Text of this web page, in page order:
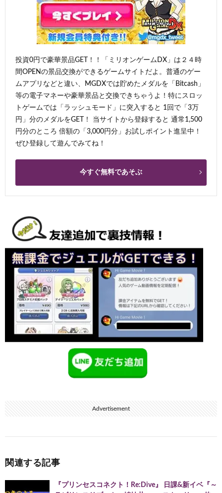
投資0円で豪華景品GET！！「ミリオンゲームDX」は２４時
間OPENの景品交換ができるゲームサイトだよ。普通のゲー
ムアプリなどと違い、MGDXでは貯めたメダルを「Bitcash」
等の電子マネーや豪華景品と交換できちゃうよ！特にスロッ
トゲームでは「ラッシュモード」に突入すると 1回で「3万
円」分のメダルをGET！ 当サイトから登録すると 通常1,500
円分のところ 倍額の「3,000円分」お試しポイント進呈中！
ぜひ登録して遊んでみてね！
今すぐ無料であそぶ
Advertisement
関連する記事
『プリンセスコネクト！Re:Dive』 日課&新イベ『～